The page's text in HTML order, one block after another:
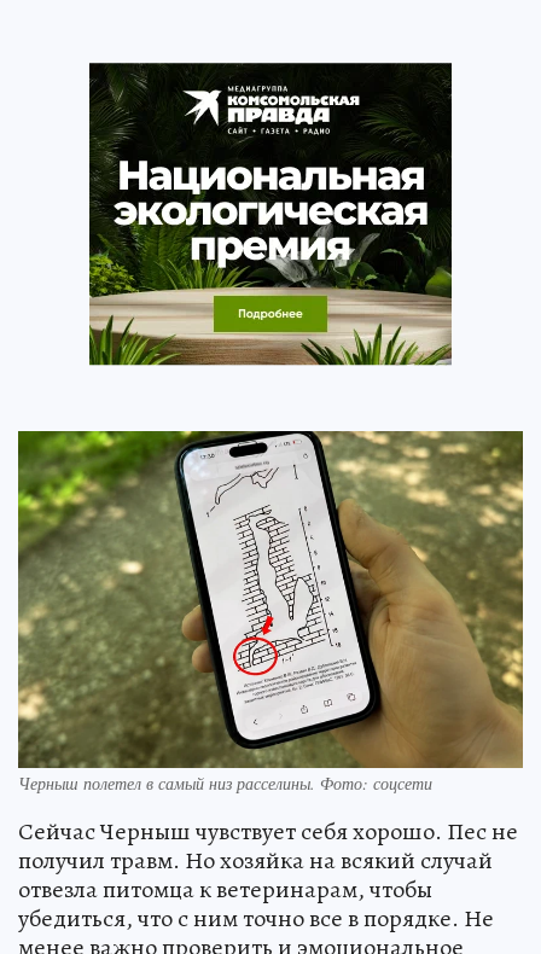
Черныш полетел в самый низ расселины. Фото: соцсети
Сейчас Черныш чувствует себя хорошо. Пес не
получил травм. Но хозяйка на всякий случай
отвезла питомца к ветеринарам, чтобы
убедиться, что с ним точно все в порядке. Не
менее важно проверить и эмоциональное